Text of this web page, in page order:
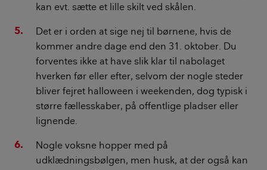
kan evt. sætte et lille skilt ved skålen.
Det er i orden at sige nej til børnene, hvis de
kommer andre dage end den 31. oktober. Du
forventes ikke at have slik klar til nabolaget
hverken før eller efter, selvom der nogle steder
bliver fejret halloween i weekenden, dog typisk i
større fællesskaber, på offentlige pladser eller
lignende.
Nogle voksne hopper med på
udklædningsbølgen, men husk, at der også kan